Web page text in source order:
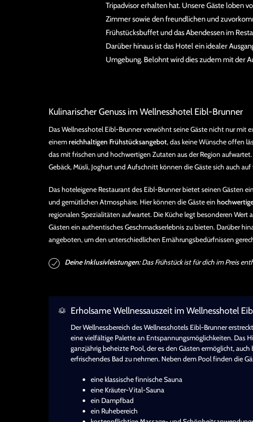
Tripadvisor erhalten hat. Unsere Gäste loben
Zimmer sowie den freundlichen und
Frühstücksbuffet und das Abendessen im
Darüber hinaus ist das Hotel ein idealer
Umgebung. Belohnt wird dies zudem mit der
Kulinarischer Genuss im Wellnesshotel Eibl-Brunner
Das Wellnesshotel Eibl-Brunner verwöhnt seine Gäste nicht nur
einemreichhaltigen Frühstücksangebot, das keine Wünsche offen
das mit frischen und hochwertigen Zutaten aus der Region
Gebäck, Müsli, Joghurt und Aufschnitt können die Gäste sich auch
Das hoteleigene Restaurant des Eibl-Brunner bietet seinen Gästen
und gemütlichen Atmosphäre. Hier können die Gäste ein
regionalen Spezialitäten aufwartet. Die Küche legt besonderen Wert
Gästen ein authentisches Geschmackserlebnis zu bieten. Darüber
angeboten, um den unterschiedlichen Ernährungsbedürfnissen
Deine Inklusivleistungen:Das Frühstück ist für dich im Preis
Erholsame Wellnessauszeit im Wellnesshotel
Der Wellnessbereich des Wellnesshotels Eibl-Brunner
eine vielfältige Palette an Entspannungsmöglichkeiten. Das
ganzjährig beheizte Pool, der es den Gästen ermöglicht,
erfrischendes Bad zu nehmen. Neben dem Pool finden die
eine klassische finnische Sauna
eine Kräuter-Vital-Sauna
ein Dampfbad
ein Ruhebereich